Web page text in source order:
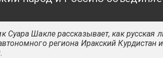
Суара Шакле рассказывает, как русская
региона Иракский Курдистан